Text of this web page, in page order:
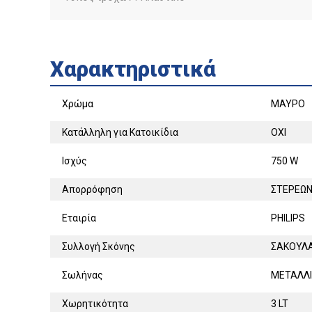
Χαρακτηριστικά
Χρώμα ΜΑΥΡΟ
Κατάλληλη για Κατοικίδια ΟΧΙ
Ισχύς 750 W
Απορρόφηση ΣΤΕΡΕΩΝ
Εταιρία PHILIPS
Συλλογή Σκόνης
Σωλήνας
Χωρητικότητα 3 LT